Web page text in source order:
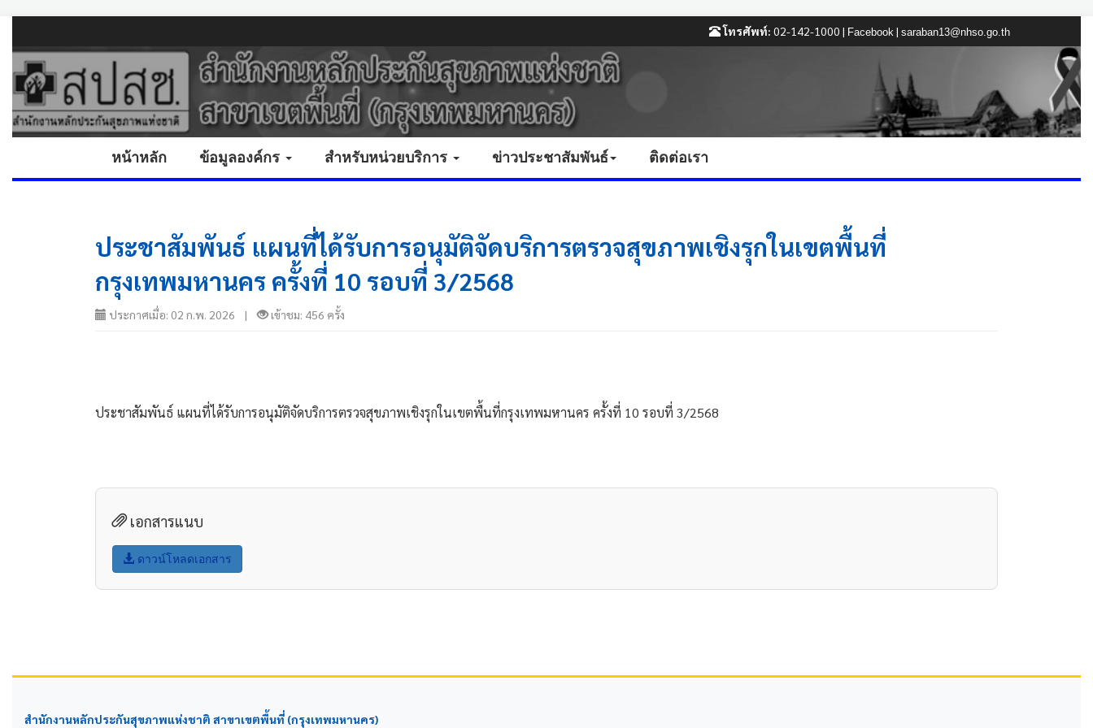
โทรศัพท์: 02-142-1000 | Facebook | saraban13@nhso.go.th
หน้าหลัก ข้อมูลองค์กร สำหรับหน่วยบริการ ข่าวประชาสัมพันธ์ ติดต่อเรา
ประชาสัมพันธ์ แผนที่ได้รับการอนุมัติจัดบริการตรวจสุขภาพเชิงรุกในเขตพื้นที่
กรุงเทพมหานคร ครั้งที่ 10 รอบที่ 3/2568
ประกาศเมื่อ: 02 ก.พ. 2026 | เข้าชม: 456 ครั้ง
ประชาสัมพันธ์ แผนที่ได้รับการอนุมัติจัดบริการตรวจสุขภาพเชิงรุกในเขตพื้นที่กรุงเทพมหานคร ครั้งที่ 10 รอบที่ 3/2568
เอกสารแนบ
ดาวน์โหลดเอกสาร
สำนักงานหลักประกันสุขภาพแห่งชาติ สาขาเขตพื้นที่ (กรุงเทพมหานคร)